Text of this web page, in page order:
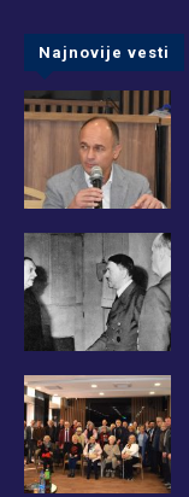
Najnovije vesti